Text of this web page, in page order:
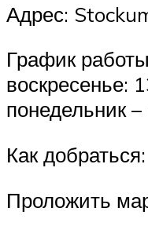
Адрес:
График
воскресенье:
понедельник
Как
Проложить